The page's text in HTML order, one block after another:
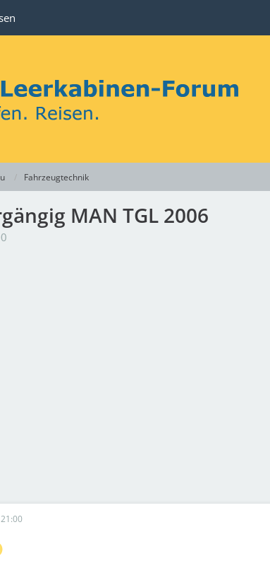
Fahrzeugtechnik
MAN TGL 2006